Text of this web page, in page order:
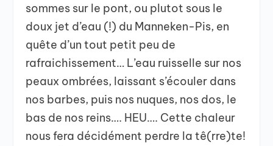
sommes sur le pont, ou plutot sous le
doux jet d’eau (!) du Manneken-Pis, en
quête d’un tout petit peu de
rafraichissement… L’eau ruisselle sur nos
peaux ombrées, laissant s’écouler dans
nos barbes, puis nos nuques, nos dos, le
bas de nos reins…. HEU…. Cette chaleur
nous fera décidément perdre la tê(rre)te!